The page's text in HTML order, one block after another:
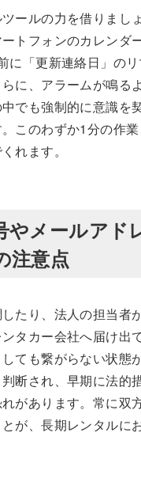
ールの力を借りまし
トフォンのカレンダ
に「更新連絡日」の
に、アラームが鳴る
でも強制的に意識を
このわずか1分の作業
れます。
やメールアド
注意点
たり、法人の担当者
タカー会社へ届け出
ても繋がらない状態
断され、早期に法的
があります。常に双
が、長期レンタルに